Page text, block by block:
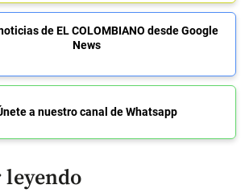
de EL COLOMBIANO desde Google
News
a nuestro canal de Whatsapp
leyendo